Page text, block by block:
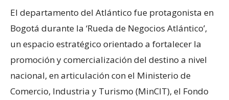
El departamento del Atlántico fue protagonista en
Bogotá durante la ‘Rueda de Negocios Atlántico’,
un espacio estratégico orientado a fortalecer la
promoción y comercialización del destino a nivel
nacional, en articulación con el Ministerio de
Comercio, Industria y Turismo (MinCIT), el Fondo